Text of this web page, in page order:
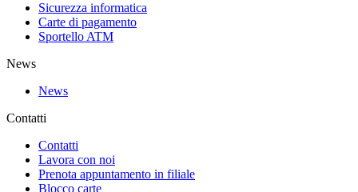
Sicurezza informatica
Carte di pagamento
Sportello ATM
News
News
Contatti
Contatti
Lavora con noi
Prenota appuntamento in filiale
Blocco carte